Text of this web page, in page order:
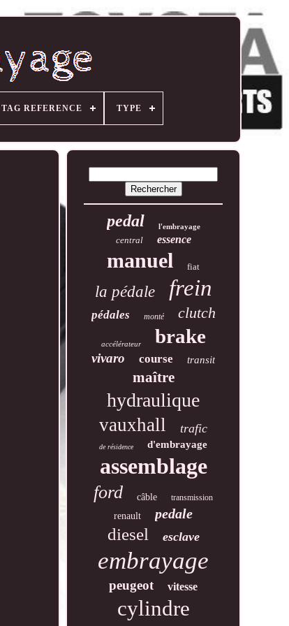
TAG REFERENCE TYPE
pedal l'embrayage
central essence
manuel fiat
la pédale frein
pédales monté clutch
accélérateur brake
vivaro course transit
maître
hydraulique
vauxhall trafic
de résidence d'embrayage
assemblage
ford câble transmission
renault pedale
diesel esclave
embrayage
peugeot vitesse
cylindre